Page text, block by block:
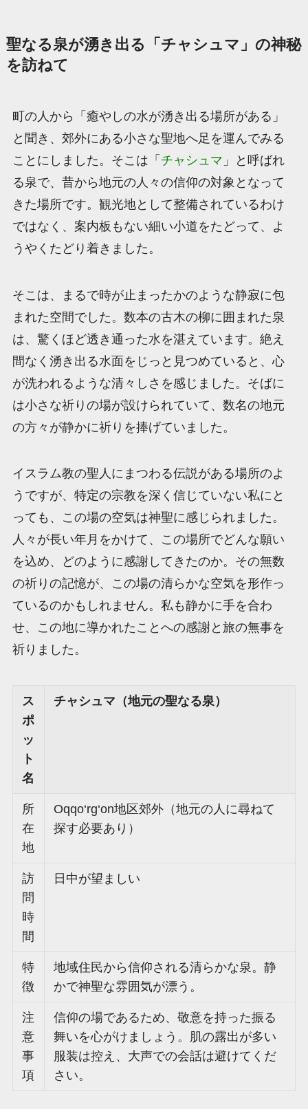
聖なる泉が湧き出る「チャシュマ」の神秘
を訪ねて
町の人から「癒やしの水が湧き出る場所がある」
と聞き、郊外にある小さな聖地へ足を運んでみる
ことにしました。そこは「 チャシュマ 」と呼ばれ
る泉で、昔から地元の人々の信仰の対象となって
きた場所です。観光地として整備されているわけ
ではなく、案内板もない細い小道をたどって、よ
うやくたどり着きました。
そこは、まるで時が止まったかのような静寂に包
まれた空間でした。数本の古木の柳に囲まれた泉
は、驚くほど透き通った水を湛えています。絶え
間なく湧き出る水面をじっと見つめていると、心
が洗われるような清々しさを感じました。そばに
は小さな祈りの場が設けられていて、数名の地元
の方々が静かに祈りを捧げていました。
イスラム教の聖人にまつわる伝説がある場所のよ
うですが、特定の宗教を深く信じていない私にと
っても、この場の空気は神聖に感じられました。
人々が長い年月をかけて、この場所でどんな願い
を込め、どのように感謝してきたのか。その無数
の祈りの記憶が、この場の清らかな空気を形作っ
ているのかもしれません。私も静かに手を合わ
せ、この地に導かれたことへの感謝と旅の無事を
祈りました。
ス
ポ
ッ
ト
名
チャシュマ（地元の聖なる泉）
所
在
地
Oqqo‘rg‘on地区郊外（地元の人に尋ねて
探す必要あり）
訪
問
時
間
日中が望ましい
特
徴
地域住民から信仰される清らかな泉。静
かで神聖な雰囲気が漂う。
注
意
事
項
信仰の場であるため、敬意を持った振る
舞いを心がけましょう。肌の露出が多い
服装は控え、大声での会話は避けてくだ
さい。